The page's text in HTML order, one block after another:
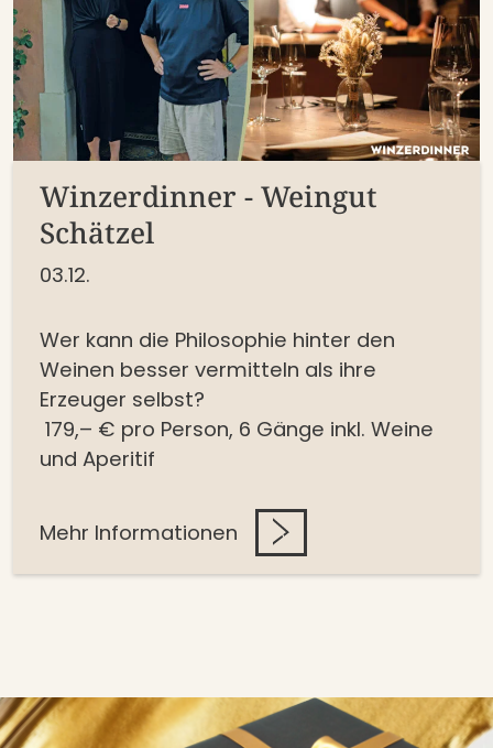
Winzerdinner - Weingut
Schätzel
03.12.
Wer kann die Philosophie hinter den
Weinen besser vermitteln als ihre
Erzeuger selbst?
179,– € pro Person, 6 Gänge inkl. Weine
und Aperitif
Mehr Informationen